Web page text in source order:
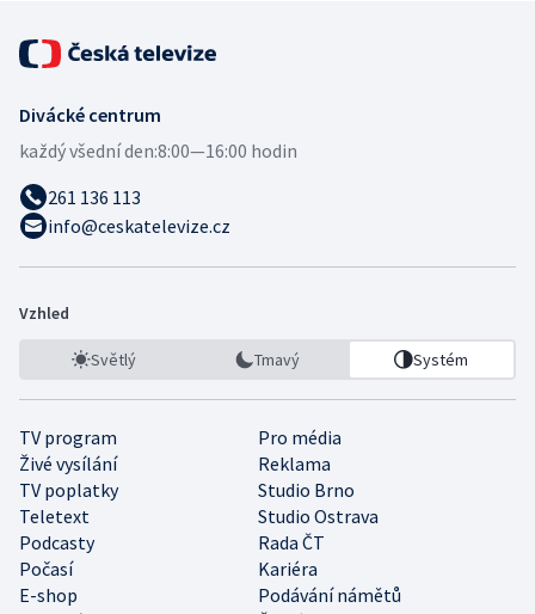
Divácké centrum
každý všední den:8:00—16:00 hodin
261 136 113
info@ceskatelevize.cz
Vzhled
Světlý Tmavý Systém
TV program
Pro média
Živé vysílání
Reklama
TV poplatky
Studio Brno
Teletext
Studio Ostrava
Podcasty
Rada ČT
Počasí
Kariéra
E-shop
Podávání námětů